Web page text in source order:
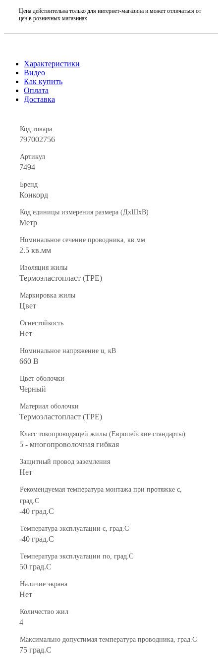
Цена действительна только для интернет-магазина и может отличаться от
цен в розничных магазинах
Характеристики
Видео
Как купить
Оплата
Доставка
Код товара
797002756
Артикул
7494
Бренд
Конкорд
Код единицы измерения размера (ДхШхВ)
Метр
Номинальное сечение проводника, кв.мм
2.5 кв.мм
Изоляция жилы
Термоэластопласт (TPE)
Маркировка жилы
Цвет
Огнестойкость
Нет
Номинальное напряжение u, кВ
660 В
Цвет оболочки
Черный
Материал оболочки
Термоэластопласт (TPE)
Класс токопроводящей жилы (Европейские стандарты)
5 - многопроволочная гибкая
Защитный провод заземления
Нет
Рекомендуемая температура монтажа при протяжке с,
град.C
-40 град.C
Температура эксплуатации с, град.C
-40 град.C
Температура эксплуатации по, град.C
50 град.C
Наличие экрана
Нет
Количество жил
4
Максимально допустимая температура проводника, град.C
75 град.C